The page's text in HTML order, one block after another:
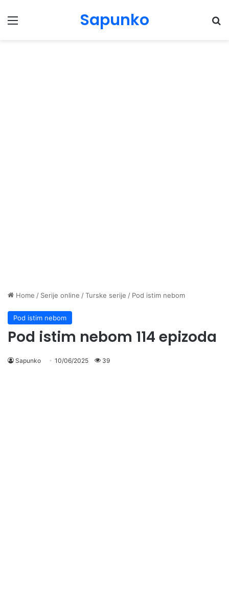
Menu Sapunko
Home / Serije online /Turske serije / Pod istim nebom
Pod istim nebom
Pod istim nebom 114 epizoda
Sapunko 10/06/2025 39